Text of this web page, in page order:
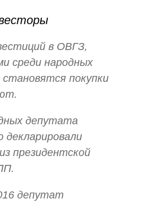
в ОВГЗ,
среди народных
покупки
депутата
декларировали
президентской
депутат